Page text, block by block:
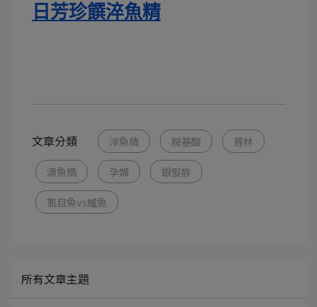
日芳珍饌淬魚精
文章分類 淬魚精 胺基酸 普林
滴魚精 孕婦 銀髮族
虱目魚vs鱸魚
所有文章主題